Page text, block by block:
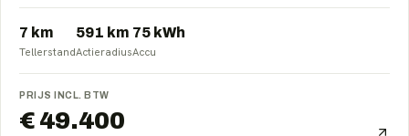
7 km
Tellerstand
591 km
Actieradius
75 kWh
Accu
PRIJS INCL. BTW
€ 49.400